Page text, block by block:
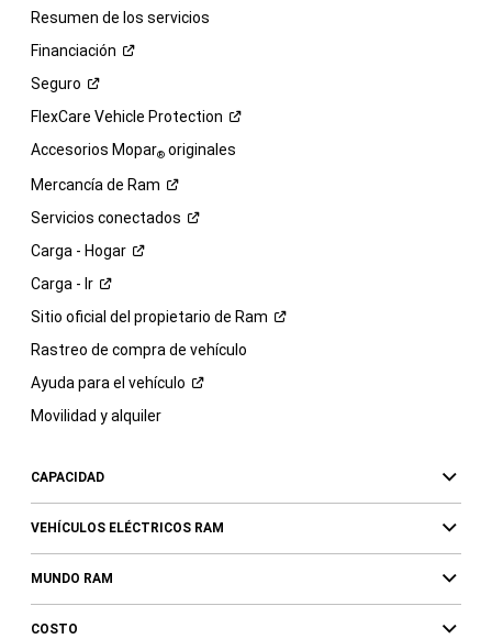
Resumen de los servicios
Financiación
Seguro
FlexCare Vehicle Protection
Accesorios Mopar®originales
Mercancía de Ram
Servicios conectados
Carga - Hogar
Carga - Ir
Sitio oficial del propietario de Ram
Rastreo de compra de vehículo
Ayuda para el vehículo
Movilidad y alquiler
CAPACIDAD
VEHÍCULOS ELÉCTRICOS RAM
MUNDO RAM
COSTO